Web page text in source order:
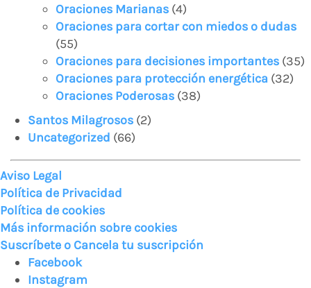
Oraciones Marianas (4)
Oraciones para cortar con miedos o dudas
(55)
Oraciones para decisiones importantes (35)
Oraciones para protección energética (32)
Oraciones Poderosas (38)
Santos Milagrosos (2)
Uncategorized (66)
Aviso Legal
Política de Privacidad
Política de cookies
Más información sobre cookies
Suscríbete o Cancela tu suscripción
Facebook
Instagram